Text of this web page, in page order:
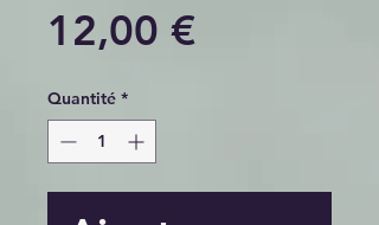
12,00 €Prix
Quantité *